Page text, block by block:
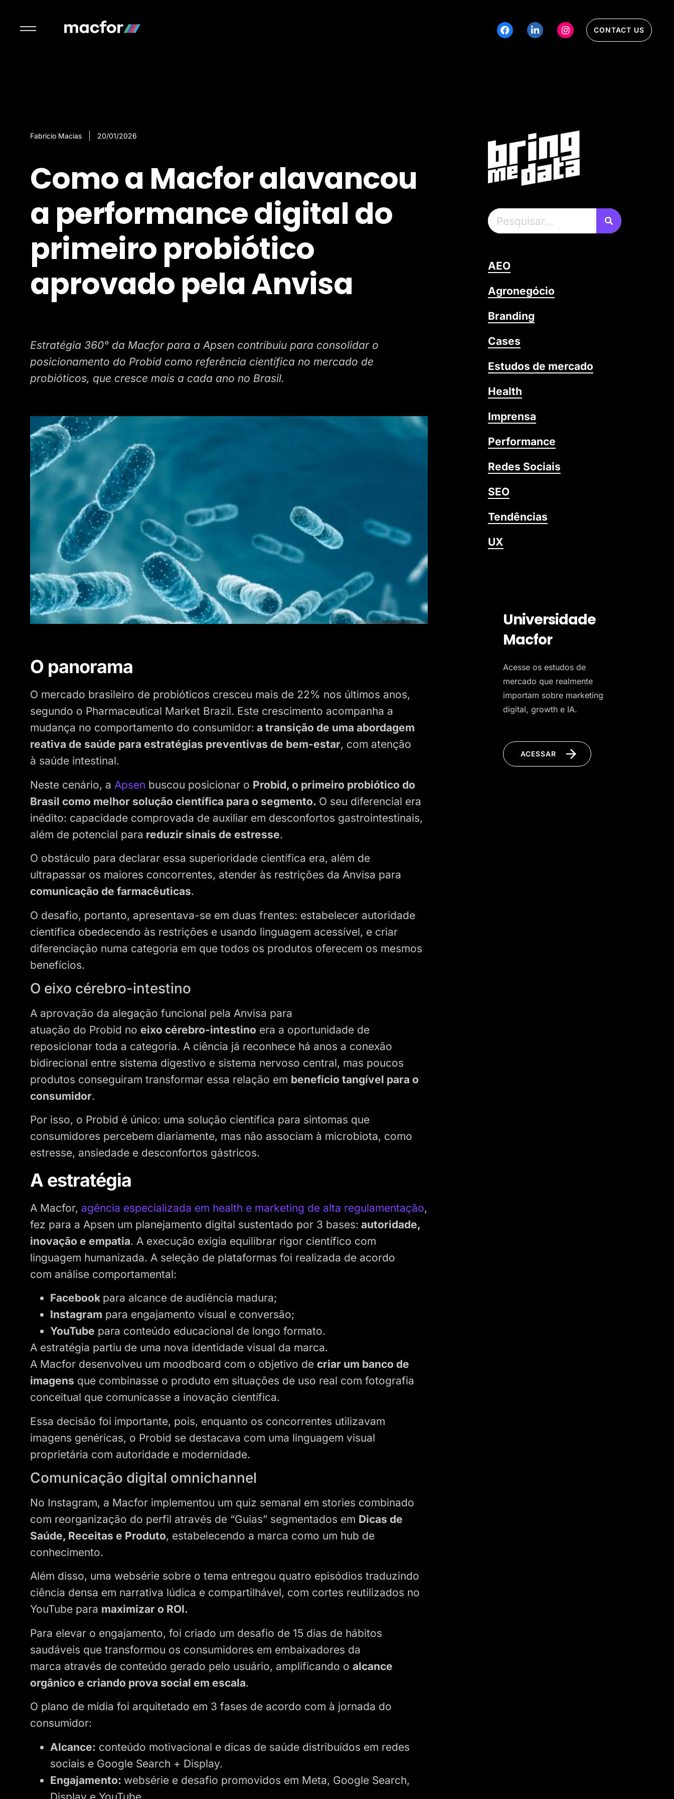
CONTACT US
Fabricio Macias 20/01/2026
Como a Macfor alavancou
a performance digital do
primeiro probiótico
aprovado pela Anvisa
Estratégia 360° da Macfor para a Apsen contribuiu para consolidar o
posicionamento do Probid como referência científica no mercado de
probióticos, que cresce mais a cada ano no Brasil.
O panorama
O mercado brasileiro de probióticos cresceu mais de 22% nos últimos anos,
segundo o Pharmaceutical Market Brazil. Este crescimento acompanha a
mudança no comportamento do consumidor: a transição de uma abordagem
reativa de saúde para estratégias preventivas de bem-estar, com atenção
à saúde intestinal.
Neste cenário, a Apsen buscou posicionar o Probid, o primeiro probiótico do
Brasil como melhor solução científica para o segmento. O seu diferencial era
inédito: capacidade comprovada de auxiliar em desconfortos gastrointestinais,
além de potencial para reduzir sinais de estresse.
O obstáculo para declarar essa superioridade científica era, além de
ultrapassar os maiores concorrentes, atender às restrições da Anvisa para
comunicação de farmacêuticas.
O desafio, portanto, apresentava-se em duas frentes: estabelecer autoridade
científica obedecendo às restrições e usando linguagem acessível, e criar
diferenciação numa categoria em que todos os produtos oferecem os mesmos
benefícios.
O eixo cérebro-intestino
A aprovação da alegação funcional pela Anvisa para
atuação do Probid no eixo cérebro-intestino era a oportunidade de
reposicionar toda a categoria. A ciência já reconhece há anos a conexão
bidirecional entre sistema digestivo e sistema nervoso central, mas poucos
produtos conseguiram transformar essa relação em benefício tangível para o
consumidor.
Por isso, o Probid é único: uma solução científica para sintomas que
consumidores percebem diariamente, mas não associam à microbiota, como
estresse, ansiedade e desconfortos gástricos.
A estratégia
A Macfor, agência especializada em health e marketing de alta regulamentação,
fez para a Apsen um planejamento digital sustentado por 3 bases: autoridade,
inovação e empatia. A execução exigia equilibrar rigor científico com
linguagem humanizada. A seleção de plataformas foi realizada de acordo
com análise comportamental:
Facebook para alcance de audiência madura;
Instagram para engajamento visual e conversão;
YouTube para conteúdo educacional de longo formato.
A estratégia partiu de uma nova identidade visual da marca.
A Macfor desenvolveu um moodboard com o objetivo de criar um banco de
imagens que combinasse o produto em situações de uso real com fotografia
conceitual que comunicasse a inovação científica.
Essa decisão foi importante, pois, enquanto os concorrentes utilizavam
imagens genéricas, o Probid se destacava com uma linguagem visual
proprietária com autoridade e modernidade.
Comunicação digital omnichannel
No Instagram, a Macfor implementou um quiz semanal em stories combinado
com reorganização do perfil através de “Guias” segmentados em Dicas de
Saúde, Receitas e Produto, estabelecendo a marca como um hub de
conhecimento.
Além disso, uma websérie sobre o tema entregou quatro episódios traduzindo
ciência densa em narrativa lúdica e compartilhável, com cortes reutilizados no
YouTube para maximizar o ROI.
Para elevar o engajamento, foi criado um desafio de 15 dias de hábitos
saudáveis que transformou os consumidores em embaixadores da
marca através de conteúdo gerado pelo usuário, amplificando o alcance
orgânico e criando prova social em escala.
O plano de mídia foi arquitetado em 3 fases de acordo com à jornada do
consumidor:
Alcance: conteúdo motivacional e dicas de saúde distribuídos em redes
sociais e Google Search + Display.
Engajamento: websérie e desafio promovidos em Meta, Google Search,
AEO
Agronegócio
Branding
Cases
Estudos de mercado
Health
Imprensa
Performance
Redes Sociais
SEO
Tendências
UX
Universidade
Macfor
Acesse os estudos de
mercado que realmente
importam sobre marketing
digital, growth e IA.
ACESSAR